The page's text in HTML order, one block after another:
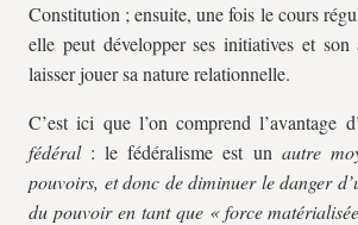
Constitution ; ensuite, une fois le cours
elle peut développer ses initiatives et
laisser jouer sa nature relationnelle.
C’est ici que l’on comprend l’avantage
fédéral: le fédéralisme est un autre
pouvoirs, et donc de diminuer le danger
du pouvoir en tant que « force